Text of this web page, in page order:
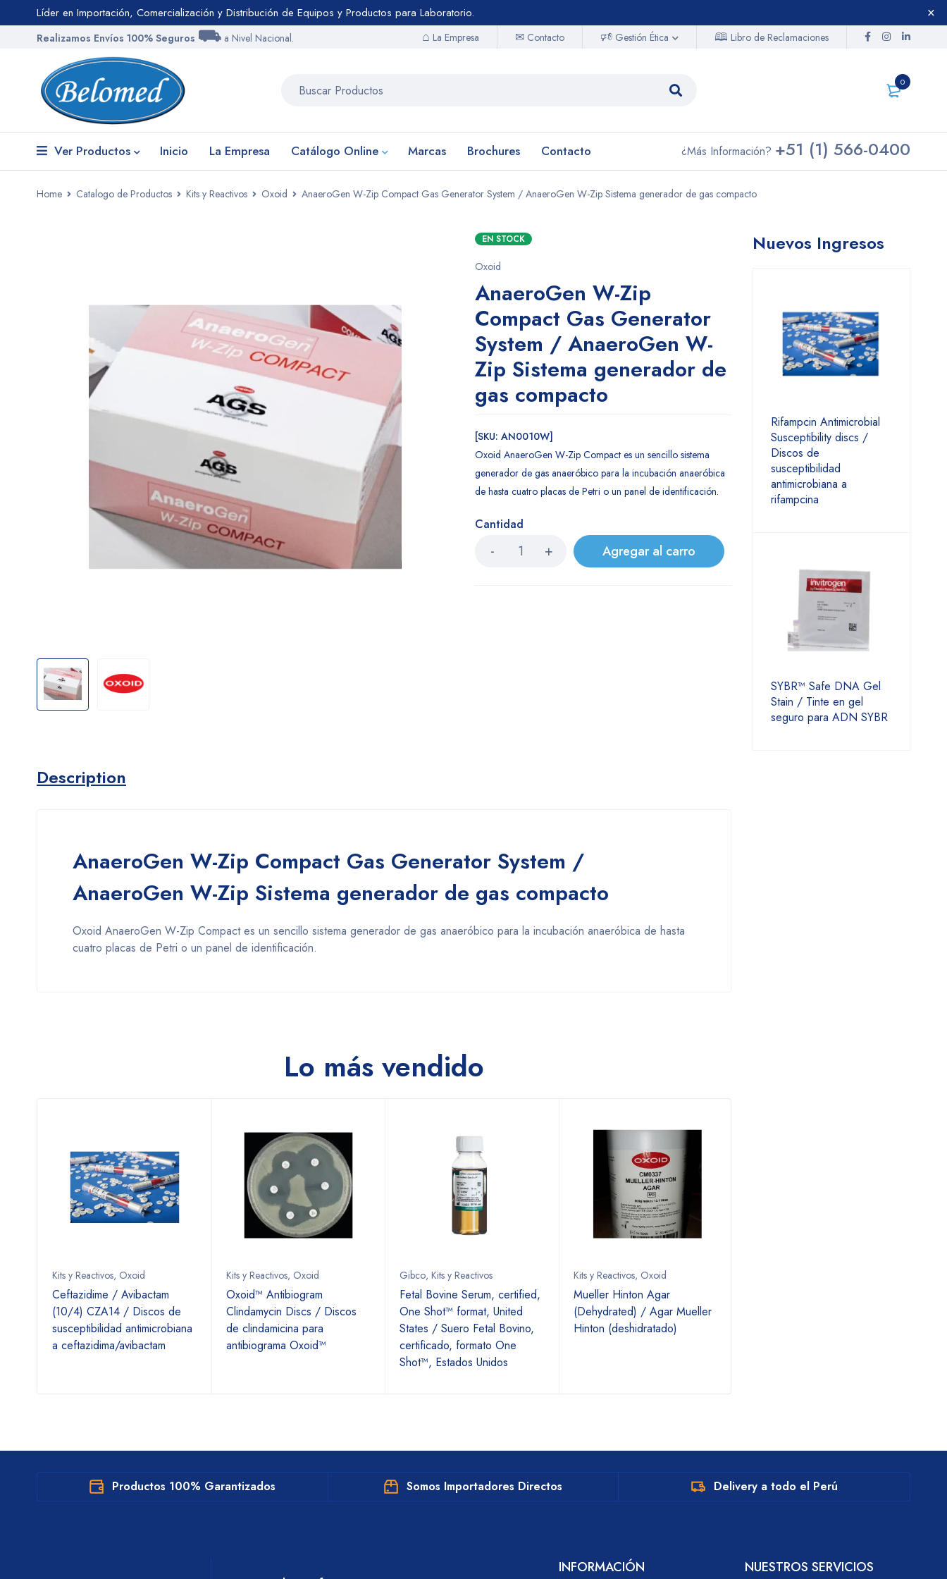
Líder en Importación, Comercialización y Distribución de Equipos y Productos para Laboratorio.
Realizamos Envíos 100% Seguros ⛟ a Nivel Nacional. ⌂ La Empresa ✉ Contacto 🕫 Gestión Ética 🕮 Libro de Reclamaciones
0
Ver Productos Inicio La Empresa Catálogo Online Marcas Brochures Contacto ¿Más Información? +51 (1) 566-0400
Home Catalogo de Productos Kits y Reactivos Oxoid AnaeroGen W-Zip Compact Gas Generator System / AnaeroGen W-Zip Sistema generador de gas compacto
EN STOCK
Oxoid
AnaeroGen W-Zip
Compact Gas Generator
System / AnaeroGen W-
Zip Sistema generador de
gas compacto
[SKU: AN0010W]
Oxoid AnaeroGen W-Zip Compact es un sencillo sistema
generador de gas anaeróbico para la incubación anaeróbica
de hasta cuatro placas de Petri o un panel de identificación.
Cantidad
Agregar al carro
Description
AnaeroGen W-Zip Compact Gas Generator System /
AnaeroGen W-Zip Sistema generador de gas compacto
Oxoid AnaeroGen W-Zip Compact es un sencillo sistema generador de gas anaeróbico para la incubación anaeróbica de hasta
cuatro placas de Petri o un panel de identificación.
Lo más vendido
Kits y Reactivos, Oxoid
Ceftazidime / Avibactam
(10/4) CZA14 / Discos de
susceptibilidad antimicrobiana
a ceftazidima/avibactam
Kits y Reactivos, Oxoid
Oxoid™ Antibiogram
Clindamycin Discs / Discos
de clindamicina para
antibiograma Oxoid™
Gibco, Kits y Reactivos
Fetal Bovine Serum, certified,
One Shot™ format, United
States / Suero Fetal Bovino,
certificado, formato One
Shot™, Estados Unidos
Kits y Reactivos, Oxoid
Mueller Hinton Agar
(Dehydrated) / Agar Mueller
Hinton (deshidratado)
Nuevos Ingresos
Rifampcin Antimicrobial
Susceptibility discs /
Discos de
susceptibilidad
antimicrobiana a
rifampcina
SYBR™ Safe DNA Gel
Stain / Tinte en gel
seguro para ADN SYBR
Productos 100% Garantizados Somos Importadores Directos Delivery a todo el Perú
INFORMACIÓN NUESTROS SERVICIOS